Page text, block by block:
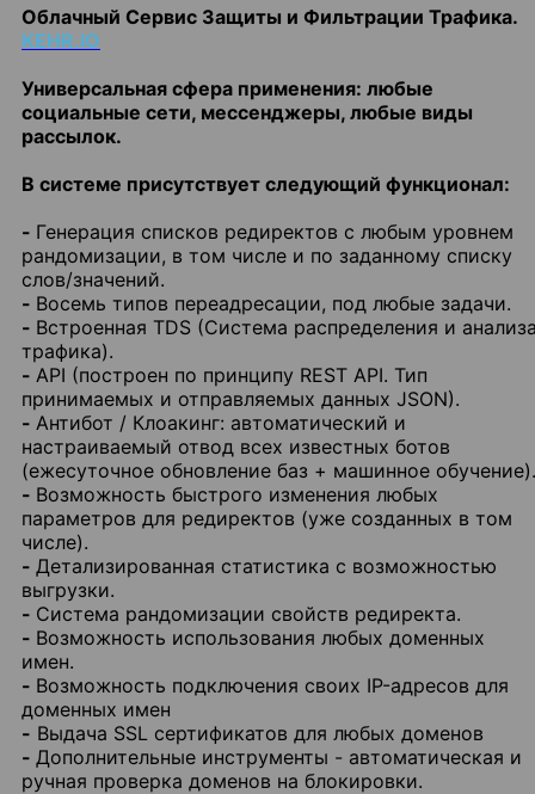
Облачный Сервис Защиты и Фильтрации Трафика.
KEHR.IO
Универсальная сфера применения: любые
социальные сети, мессенджеры, любые виды
рассылок.
В системе присутствует следующий функционал:
- Генерация списков редиректов с любым уровнем
рандомизации, в том числе и по заданному списку
слов/значений.
- Восемь типов переадресации, под любые задачи.
- Встроенная TDS (Система распределения и
трафика).
- API (построен по принципу REST API. Тип
принимаемых и отправляемых данных JSON).
- Антибот / Клоакинг: автоматический и
настраиваемый отвод всех известных ботов
(ежесуточное обновление баз + машинное обучение).
- Возможность быстрого изменения любых
параметров для редиректов (уже созданных в том
числе).
- Детализированная статистика с возможностью
выгрузки.
- Система рандомизации свойств редиректа.
- Возможность использования любых доменных
имен.
- Возможность подключения своих IP-адресов для
доменных имен
- Выдача SSL сертификатов для любых доменов
- Дополнительные инструменты - автоматическая и
ручная проверка доменов на блокировки.